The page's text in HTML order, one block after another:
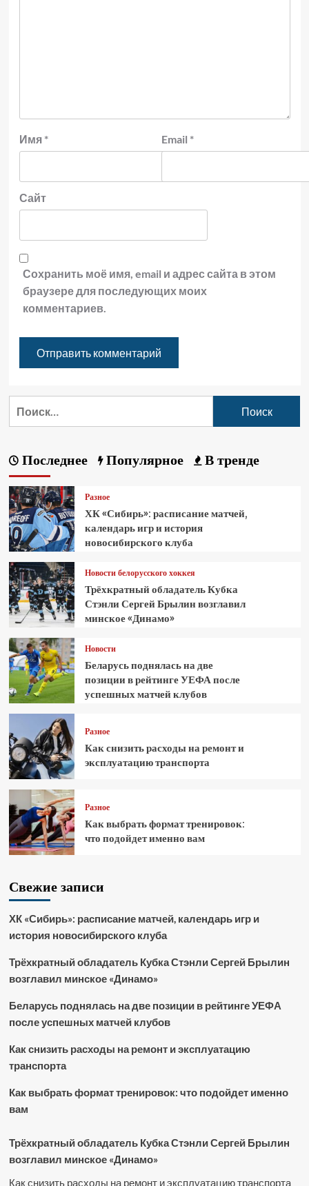
Имя * Email *
Сайт
Сохранить моё имя, email и адрес сайта в этом
браузере для последующих моих
комментариев.
Последнее Популярное В тренде
Разное
ХК «Сибирь»: расписание матчей,
календарь игр и история
новосибирского клуба
Новости белорусского хоккея
Трёхкратный обладатель Кубка
Стэнли Сергей Брылин возглавил
минское «Динамо»
Новости
Беларусь поднялась на две
позиции в рейтинге УЕФА после
успешных матчей клубов
Разное
Как снизить расходы на ремонт и
эксплуатацию транспорта
Разное
Как выбрать формат тренировок:
что подойдет именно вам
Свежие записи
ХК «Сибирь»: расписание матчей, календарь игр и
история новосибирского клуба
Трёхкратный обладатель Кубка Стэнли Сергей Брылин
возглавил минское «Динамо»
Беларусь поднялась на две позиции в рейтинге УЕФА
после успешных матчей клубов
Как снизить расходы на ремонт и эксплуатацию
транспорта
Как выбрать формат тренировок: что подойдет именно
вам
Трёхкратный обладатель Кубка Стэнли Сергей Брылин
возглавил минское «Динамо»
Как снизить расходы на ремонт и эксплуатацию транспорта